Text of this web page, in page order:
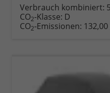
Verbrauch kombiniert:
CO2-Klasse: D
CO2-Emissionen: